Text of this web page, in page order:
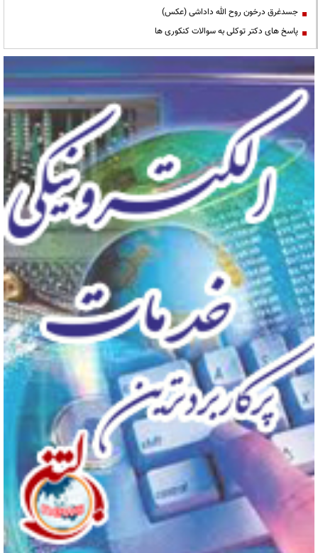
جسدغرق درخون روح الله داداشی (عکس)
پاسخ های دکتر توکلی به سوالات کنکوری ها